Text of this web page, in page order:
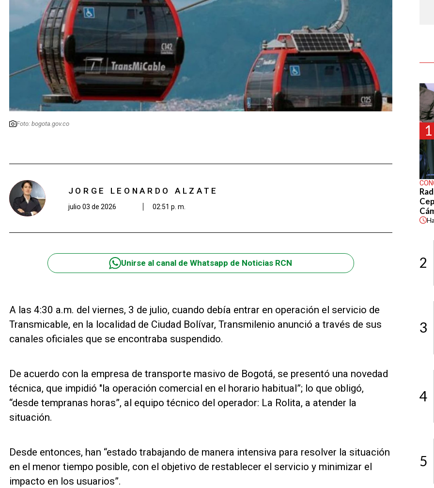
Foto: bogota.gov.co
JORGE LEONARDO ALZATE
julio 03 de 2026 02:51 p. m.
Unirse al canal de Whatsapp de Noticias RCN
A las 4:30 a.m. del viernes, 3 de julio, cuando debía entrar en operación el servicio de
Transmicable, en la localidad de Ciudad Bolívar, Transmilenio anunció a través de sus
canales oficiales que se encontraba suspendido.
De acuerdo con la empresa de transporte masivo de Bogotá, se presentó una novedad
técnica, que impidió "la operación comercial en el horario habitual”; lo que obligó,
“desde tempranas horas”, al equipo técnico del operador: La Rolita, a atender la
situación.
Desde entonces, han “estado trabajando de manera intensiva para resolver la situación
en el menor tiempo posible, con el objetivo de restablecer el servicio y minimizar el
impacto en los usuarios”.
1
2
3
4
5